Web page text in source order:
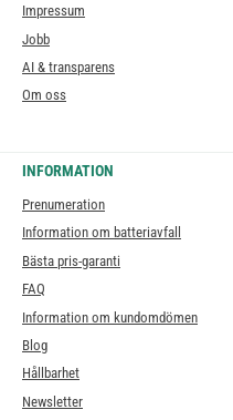
Impressum
Jobb
AI & transparens
Om oss
INFORMATION
Prenumeration
Information om batteriavfall
Bästa pris-garanti
FAQ
Information om kundomdömen
Blog
Hållbarhet
Newsletter